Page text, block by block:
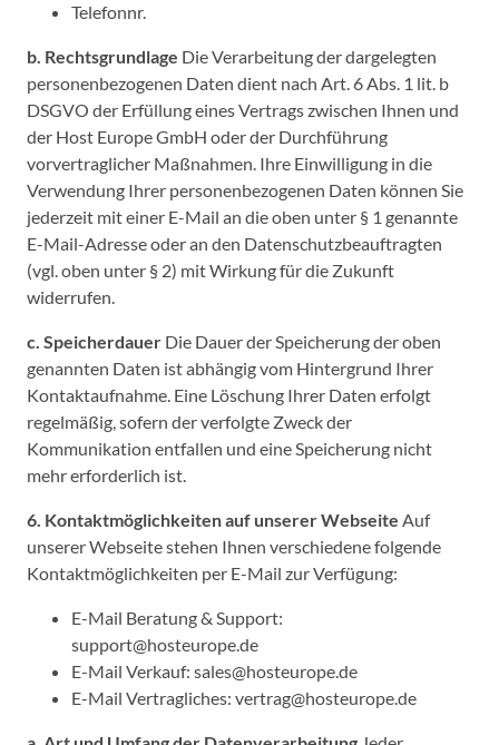
Telefonnr.
b. Rechtsgrundlage Die Verarbeitung der dargelegten
personenbezogenen Daten dient nach Art. 6 Abs. 1 lit. b
DSGVO der Erfüllung eines Vertrags zwischen Ihnen und
der Host Europe GmbH oder der Durchführung
vorvertraglicher Maßnahmen. Ihre Einwilligung in die
Verwendung Ihrer personenbezogenen Daten können Sie
jederzeit mit einer E-Mail an die oben unter § 1 genannte
E-Mail-Adresse oder an den Datenschutzbeauftragten
(vgl. oben unter § 2) mit Wirkung für die Zukunft
widerrufen.
c. Speicherdauer Die Dauer der Speicherung der oben
genannten Daten ist abhängig vom Hintergrund Ihrer
Kontaktaufnahme. Eine Löschung Ihrer Daten erfolgt
regelmäßig, sofern der verfolgte Zweck der
Kommunikation entfallen und eine Speicherung nicht
mehr erforderlich ist.
6. Kontaktmöglichkeiten auf unserer Webseite Auf
unserer Webseite stehen Ihnen verschiedene folgende
Kontaktmöglichkeiten per E-Mail zur Verfügung:
E-Mail Beratung & Support:
support@hosteurope.de
E-Mail Verkauf: sales@hosteurope.de
E-Mail Vertragliches: vertrag@hosteurope.de